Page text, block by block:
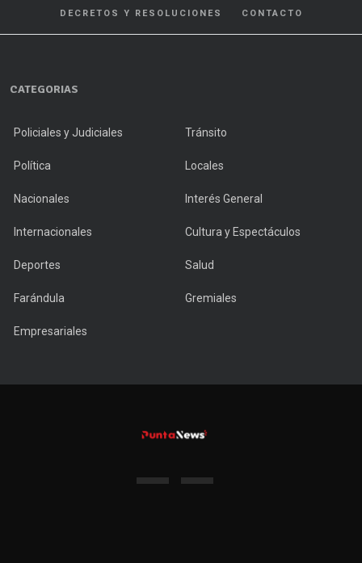
DECRETOS Y RESOLUCIONES
CONTACTO
CATEGORIAS
Policiales y Judiciales Tránsito
Política Locales
Nacionales Interés General
Internacionales Cultura y Espectáculos
Deportes Salud
Farándula Gremiales
Empresariales